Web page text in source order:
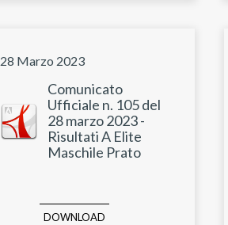
28 Marzo 2023
Comunicato
Ufficiale n. 105 del
28 marzo 2023 -
Risultati A Elite
Maschile Prato
DOWNLOAD